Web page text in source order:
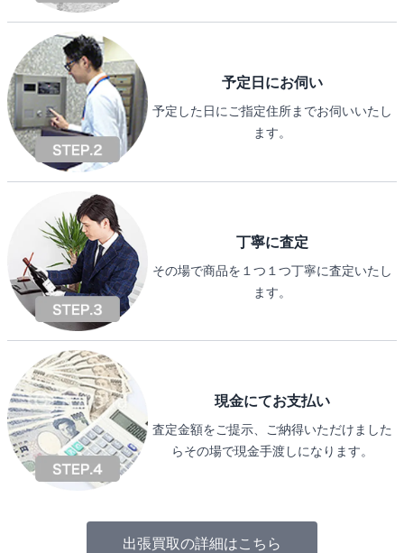
予定日にお伺い
予定した日にご指定住所までお伺いいたし
ます。
丁寧に査定
その場で商品を１つ１つ丁寧に査定いたし
ます。
現金にてお支払い
査定金額をご提示、ご納得いただけました
らその場で現金手渡しになります。
出張買取の詳細はこちら